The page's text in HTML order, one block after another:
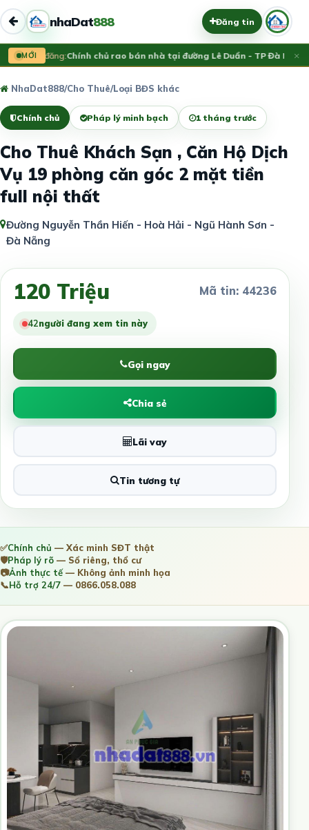
nhaDat888 Đăng tin
MỚI
Vừa đăng:Chính chủ rao bán nhà tại đường Lê Duẩn - TP Đà Nẵng;
×
NhaDat888/Cho Thuê/Loại BĐS khác
Chính chủ Pháp lý minh bạch 1 tháng trước
Cho Thuê Khách Sạn , Căn Hộ Dịch
Vụ 19 phòng căn góc 2 mặt tiền
full nội thất
Đường Nguyễn Thần Hiến - Hoà Hải - Ngũ Hành Sơn -
Đà Nẵng
120 Triệu Mã tin: 44236
42người đang xem tin này
Gọi ngay
Chia sẻ
Lãi vay
Tin tương tự
✅Chính chủ — Xác minh SĐT thật
🛡️Pháp lý rõ — Sổ riêng, thổ cư
📷Ảnh thực tế— Không ảnh minh họa
📞Hỗ trợ 24/7 — 0866.058.088